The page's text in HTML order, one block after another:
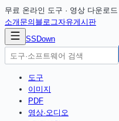
무료 온라인 도구 · 영상 다운로
소개 문의 블로그자유게시판
SSDown
도구
이미지
PDF
영상·오디오